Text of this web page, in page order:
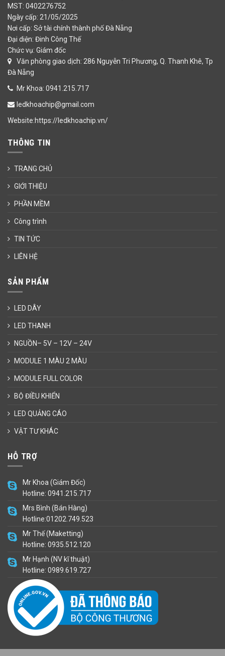
MST: 0402276752
Ngày cấp: 21/05/2025
Nơi cấp: Sở tài chính thành phố Đà Nẵng
Đại diện: Đinh Công Thế
Chức vụ: Giám đốc
Văn phòng giao dịch: 286 Nguyễn Tri Phương, Q. Thanh Khê, Tp
Đà Nẵng
Mr Khoa: 0941.215.717
ledkhoachip@gmail.com
Website:https://ledkhoachip.vn/
THÔNG TIN
TRANG CHỦ
GIỚI THIỆU
PHẦN MỀM
Công trình
TIN TỨC
LIÊN HỆ
SẢN PHẨM
LED DÂY
LED THANH
NGUỒN– 5V – 12V – 24V
MODULE 1 MÀU 2 MÀU
MODULE FULL COLOR
BỘ ĐIỀU KHIỂN
LED QUẢNG CÁO
VẬT TƯ KHÁC
HỖ TRỢ
Mr Khoa (Giám Đốc)
Hotline: 0941.215.717
Mrs Bình (Bán Hàng)
Hotline:01202.749.523
Mr Thế (Maketting)
Hotline: 0935.512.120
Mr Hạnh (NV kĩ thuật)
Hotline: 0989.619.727